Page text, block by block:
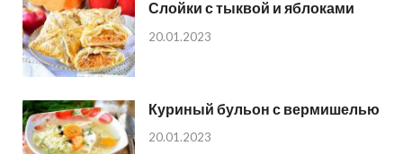
Слойки с тыквой и яблоками
20.01.2023
Куриный бульон с вермишелью
20.01.2023